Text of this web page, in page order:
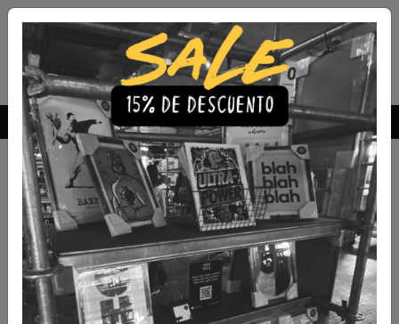
Envío Gratis a todo Chile comprando 3 o más productos